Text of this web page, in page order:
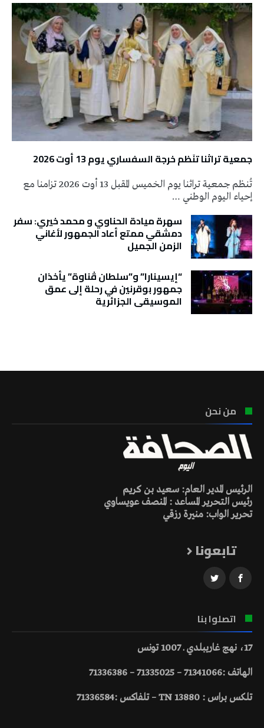
جمعية تراثنا تنَظم خرجة السفساري يوم 13 أوت 2026
تُنظم جمعية تراثنا يوم الخميس المقبل 13 أوت 2026 تزامنا مع
إحياء اليوم الوطني …
سهرة ميادة الحناوي و محمد خيري: سفر
دمشقي ممتع أعاد الجمهور لأغاني
الزمن الجميل
“إيسينارا” و”سلطان ڤناوة” يأخذان
جمهور بوقرنين في رحلة إلى عمق
الموسيقى الجزائرية
من نحن
الرئيس المدير العام: سعيد بن كريم
رئيس التحرير المساعد : المنصف عويساوي
تحرير الواب: منيرة رزقي
تابعونا
اتصلوا بنا
17، نهج غاريبلدي ـ 1007 تونس
الهاتف :71341066 – 71335025 – 71336386
تلكس براس : 13880 TN – تلفاكس :71336584